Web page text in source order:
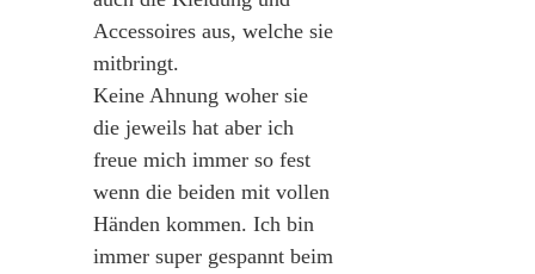
Accessoires aus, welche sie
mitbringt.
Keine Ahnung woher sie
die jeweils hat aber ich
freue mich immer so fest
wenn die beiden mit vollen
Händen kommen. Ich bin
immer super gespannt beim